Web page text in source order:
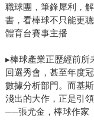
數據，其實往往無法完整
為什麼現代棒球會逐
（OBP）或勝場貢獻
太喜歡用批判的方式
確實用非常直白的方
解現代棒球，理解賽
免的一個過程。 在大聯盟的世界裡，數據分析其實早已發
職球團，筆鋒犀利，
書，看棒球不只能更
體育台賽事主播
▸棒球產業正歷經前所
回選秀會，甚至年度
數據分析部門。而基
淺出的大作，正是引
──張尤金，棒球作家